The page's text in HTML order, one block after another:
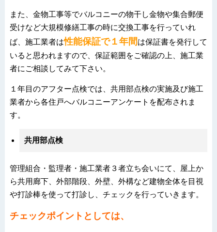
また、金物工事等でバルコニーの物干し金物や集合郵便
受けなど大規模修繕工事の時に交換工事を行っていれ
ば、施工業者は性能保証で１年間は保証書を発行して
いると思われますので、保証範囲をご確認の上、施工業
者にご相談してみて下さい。
１年目のアフター点検では、共用部点検の実施及び施工
業者から各住戸へバルコニーアンケートを配布されま
す。
共用部点検
管理組合・監理者・施工業者３者立ち会いにて、屋上か
ら共用廊下、外部階段、外壁、外構など建物全体を目視
や打診棒を使って打診し、チェックを行っていきます。
チェックポイントとしては、